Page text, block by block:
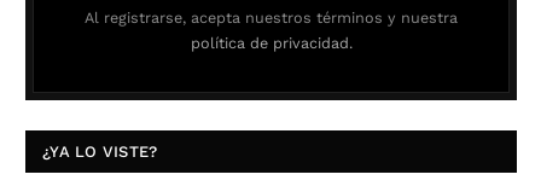
Al registrarse, acepta nuestros términos y nuestra
política de privacidad.
¿YA LO VISTE?